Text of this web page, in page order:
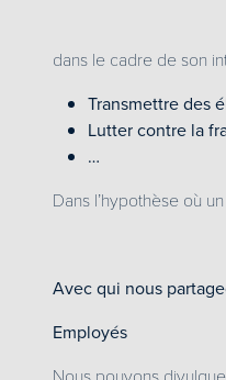
dans le cadre de son
Transmettre des
Lutter contre la
…
Dans l’hypothèse où
Avec qui nous
Employés
Nous pouvons